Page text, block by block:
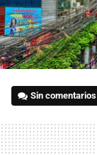
Sin comentarios